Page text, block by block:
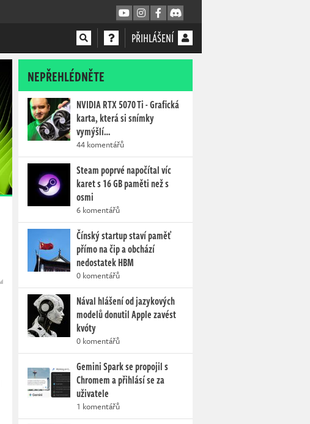
PŘIHLÁŠENÍ
NEPŘEHLÉDNĚTE
NVIDIA RTX 5070 Ti - Grafická
karta, která si snímky
vymýšlí…
44 komentářů
Steam poprvé napočítal víc
karet s 16 GB paměti než s
osmi
6 komentářů
Čínský startup staví paměť
přímo na čip a obchází
nedostatek HBM
0 komentářů
Nával hlášení od jazykových
modelů donutil Apple zavést
kvóty
0 komentářů
Gemini Spark se propojil s
Chromem a přihlásí se za
uživatele
1 komentářů